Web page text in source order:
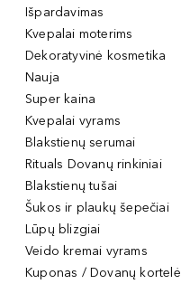
Išpardavimas
Kvepalai moterims
Dekoratyvinė kosmetika
Nauja
Super kaina
Kvepalai vyrams
Blakstienų serumai
Rituals Dovanų rinkiniai
Blakstienų tušai
Šukos ir plaukų šepečiai
Lūpų blizgiai
Veido kremai vyrams
Kuponas / Dovanų kortelė